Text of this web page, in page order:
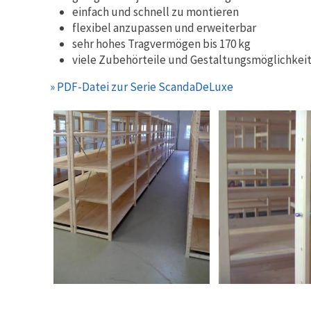
einfach und schnell zu montieren
flexibel anzupassen und erweiterbar
sehr hohes Tragvermögen bis 170 kg
viele Zubehörteile und
» PDF-Datei zur Serie ScandaDeLuxe